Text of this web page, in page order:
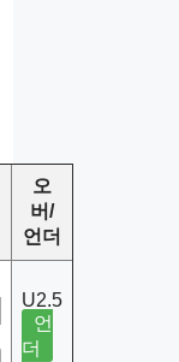
오
버/
언더
U2.5
언
더